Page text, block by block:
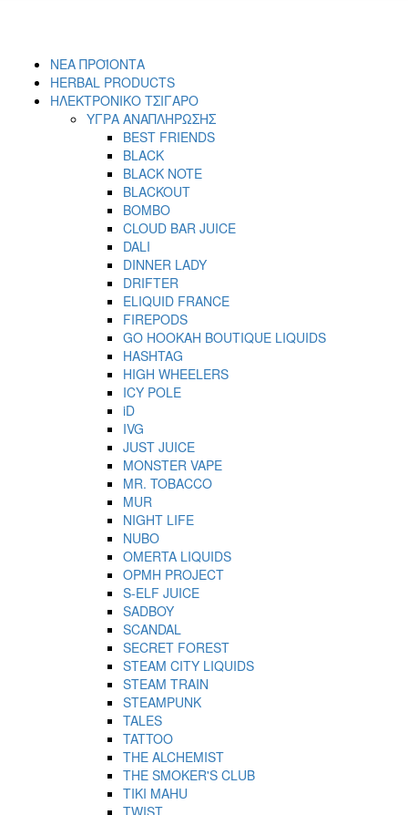
ΝΕΑ ΠΡΟΪΟΝΤΑ
HERBAL PRODUCTS
ΗΛΕΚΤΡΟΝΙΚΟ ΤΣΙΓΑΡΟ
ΥΓΡΑ ΑΝΑΠΛΗΡΩΣΗΣ
BEST FRIENDS
BLACK
BLACK NOTE
BLACKOUT
BOMBO
CLOUD BAR JUICE
DALI
DINNER LADY
DRIFTER
ELIQUID FRANCE
FIREPODS
GO HOOKAH BOUTIQUE LIQUIDS
HASHTAG
HIGH WHEELERS
ICY POLE
iD
IVG
JUST JUICE
MONSTER VAPE
MR. TOBACCO
MUR
NIGHT LIFE
NUBO
OMERTA LIQUIDS
OPMH PROJECT
S-ELF JUICE
SADBOY
SCANDAL
SECRET FOREST
STEAM CITY LIQUIDS
STEAM TRAIN
STEAMPUNK
TALES
TATTOO
THE ALCHEMIST
THE SMOKER'S CLUB
TIKI MAHU
TWIST